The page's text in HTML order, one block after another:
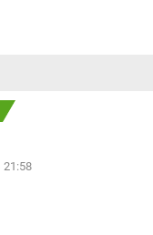
21:58